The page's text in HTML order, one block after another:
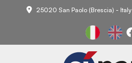
25020 San Paolo (Brescia) - Italy